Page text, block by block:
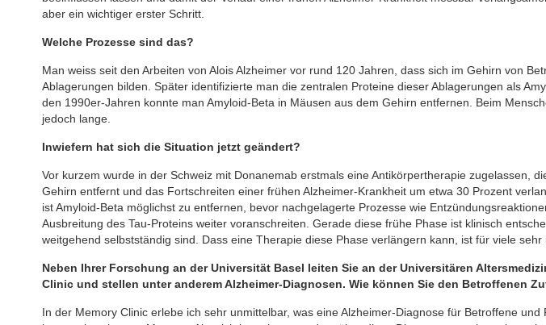
aber ein wichtiger erster Schritt.
Welche Prozesse sind das?
Man weiss seit den Arbeiten von Alois Alzheimer vor rund 120 Jahren, dass sich im Gehirn von
Ablagerungen bilden. Später identifizierte man die zentralen Proteine dieser Ablagerungen als
den 1990er-Jahren konnte man Amyloid-Beta in Mäusen aus dem Gehirn entfernen. Beim
jedoch lange.
Inwiefern hat sich die Situation jetzt geändert?
Vor kurzem wurde in der Schweiz mit Donanemab erstmals eine Antikörpertherapie zugelassen,
Gehirn entfernt und das Fortschreiten einer frühen Alzheimer-Krankheit um etwa 30 Prozent
ist Amyloid-Beta möglichst zu entfernen, bevor nachgelagerte Prozesse wie
Ausbreitung des Tau-Proteins weiter voranschreiten. Gerade diese frühe Phase ist klinisch
weitgehend selbstständig sind. Dass eine Therapie diese Phase verlängern kann, ist für viele sehr
Neben Ihrer Forschung an der Universität Basel leiten Sie an der Universitären
Clinic und stellen unter anderem Alzheimer-Diagnosen. Wie können Sie den Betroffenen
In der Memory Clinic erlebe ich sehr unmittelbar, was eine Alzheimer-Diagnose für Betroffene und